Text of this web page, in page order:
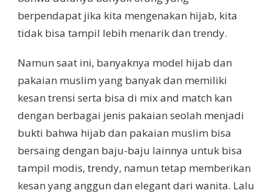
berpendapat jika kita mengenakan hijab, kita
tidak bisa tampil lebih menarik dan trendy.
Namun saat ini, banyaknya model hijab dan
pakaian muslim yang banyak dan memiliki
kesan trensi serta bisa di mix and match kan
dengan berbagai jenis pakaian seolah menjadi
bukti bahwa hijab dan pakaian muslim bisa
bersaing dengan baju-baju lainnya untuk bisa
tampil modis, trendy, namun tetap memberikan
kesan yang anggun dan elegant dari wanita. Lalu